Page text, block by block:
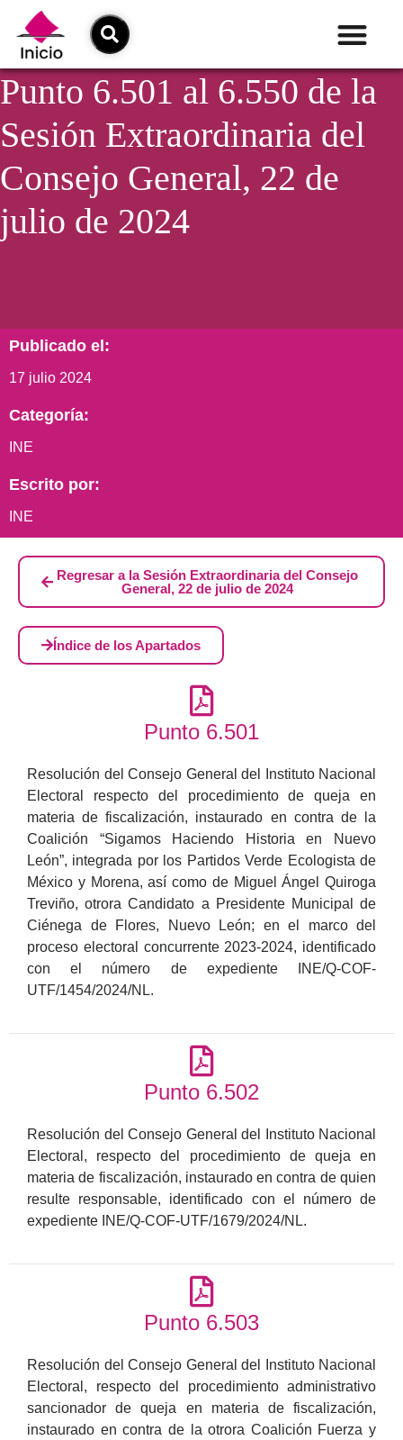
Punto 6.501 al 6.550 de la
Sesión Extraordinaria del
Consejo General, 22 de
julio de 2024
Publicado el:
17 julio 2024
Categoría:
INE
Escrito por:
INE
Regresar a la Sesión Extraordinaria del Consejo
General, 22 de julio de 2024
Índice de los Apartados
Punto 6.501
Resolución del Consejo General del Instituto Nacional
Electoral respecto del procedimiento de queja en
materia de fiscalización, instaurado en contra de la
Coalición “Sigamos Haciendo Historia en Nuevo
León”, integrada por los Partidos Verde Ecologista de
México y Morena, así como de Miguel Ángel Quiroga
Treviño, otrora Candidato a Presidente Municipal de
Ciénega de Flores, Nuevo León; en el marco del
proceso electoral concurrente 2023-2024, identificado
con el número de expediente INE/Q-COF-
UTF/1454/2024/NL.
Punto 6.502
Resolución del Consejo General del Instituto Nacional
Electoral, respecto del procedimiento de queja en
materia de fiscalización, instaurado en contra de quien
resulte responsable, identificado con el número de
expediente INE/Q-COF-UTF/1679/2024/NL.
Punto 6.503
Resolución del Consejo General del Instituto Nacional
Electoral, respecto del procedimiento administrativo
sancionador de queja en materia de fiscalización,
instaurado en contra de la otrora Coalición Fuerza y